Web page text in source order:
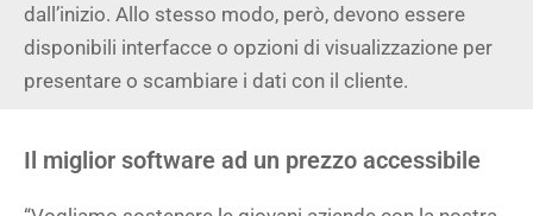
dall’inizio. Allo stesso modo, però, devono essere
disponibili interfacce o opzioni di visualizzazione per
presentare o scambiare i dati con il cliente.
Il miglior software ad un prezzo accessibile